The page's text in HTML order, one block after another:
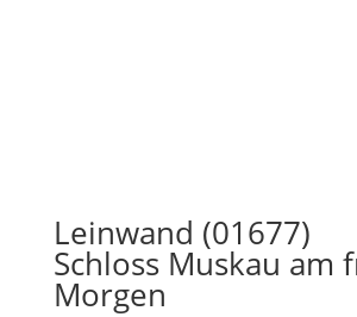
Leinwand (01677)
Schloss Muskau am
Morgen